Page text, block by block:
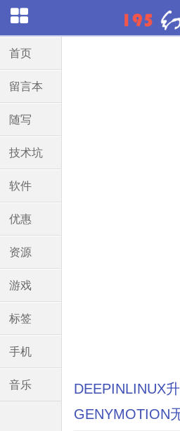
首页
留言本
随写
技术坑
软件
优惠
资源
游戏
标签
手机
音乐
DEEPINLINUX
GENYMOTION